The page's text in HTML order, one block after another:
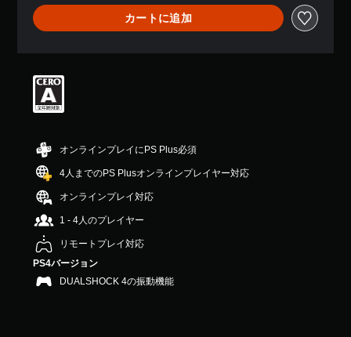
0
4
、
評
は
階
の
4
2
で
す
カートに追加
オンラインプレイにPS Plus必須
4人までのPS Plusオンラインプレイヤー対応
オンラインプレイ対応
1 - 4人のプレイヤー
リモートプレイ対応
PS4バージョン
DUALSHOCK 4の振動機能